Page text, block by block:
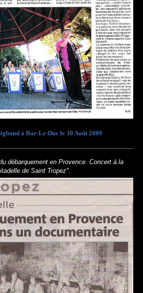
à Bar-Le-Duc le 30 Août 2009
débarquement en Provence. Concert à la
de Saint Tropez".